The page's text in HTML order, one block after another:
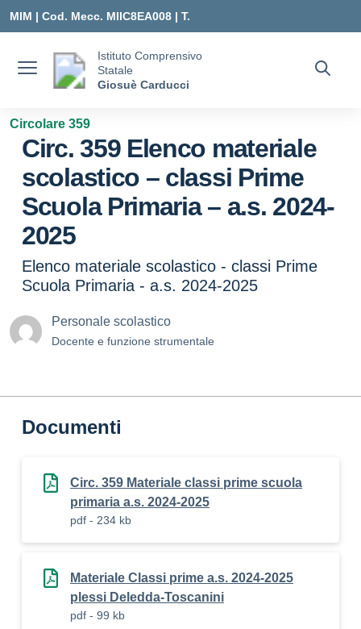
MIM | Cod. Mecc. MIIC8EA008 | T.
MIIC8EA008@ISTRUZIONE.IT
Istituto Comprensivo
Statale
Giosuè Carducci
Circolare 359
Circ. 359 Elenco materiale
scolastico – classi Prime
Scuola Primaria – a.s. 2024-
2025
Elenco materiale scolastico - classi Prime
Scuola Primaria - a.s. 2024-2025
Personale scolastico
Docente e funzione strumentale
Documenti
Circ. 359 Materiale classi prime scuola
primaria a.s. 2024-2025
pdf - 234 kb
Materiale Classi prime a.s. 2024-2025
plessi Deledda-Toscanini
pdf - 99 kb